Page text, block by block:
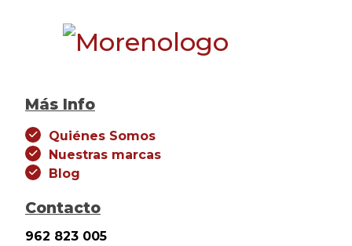
Más Info
Quiénes Somos
Nuestras marcas
Blog
Contacto
962 823 005